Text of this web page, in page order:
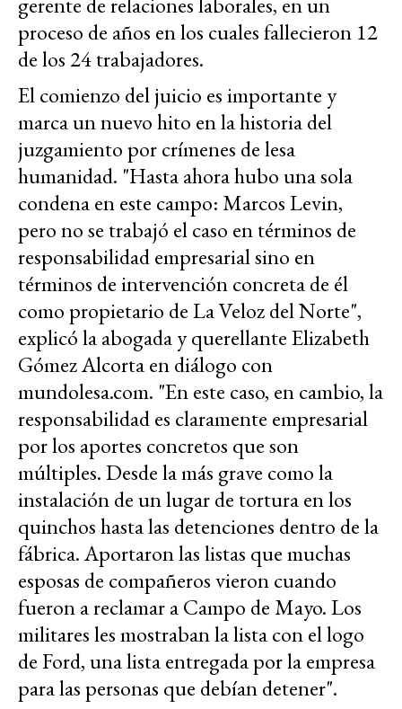
proceso de años en los cuales fallecieron 12
de los 24 trabajadores.
El comienzo del juicio es importante y
marca un nuevo hito en la historia del
juzgamiento por crímenes de lesa
humanidad. "Hasta ahora hubo una sola
condena en este campo: Marcos Levin,
pero no se trabajó el caso en términos de
responsabilidad empresarial sino en
términos de intervención concreta de él
como propietario de La Veloz del Norte",
explicó la abogada y querellante Elizabeth
Gómez Alcorta en diálogo con
mundolesa.com. "En este caso, en cambio, la
responsabilidad es claramente empresarial
por los aportes concretos que son
múltiples. Desde la más grave como la
instalación de un lugar de tortura en los
quinchos hasta las detenciones dentro de la
fábrica. Aportaron las listas que muchas
esposas de compañeros vieron cuando
fueron a reclamar a Campo de Mayo. Los
militares les mostraban la lista con el logo
de Ford, una lista entregada por la empresa
para las personas que debían detener".